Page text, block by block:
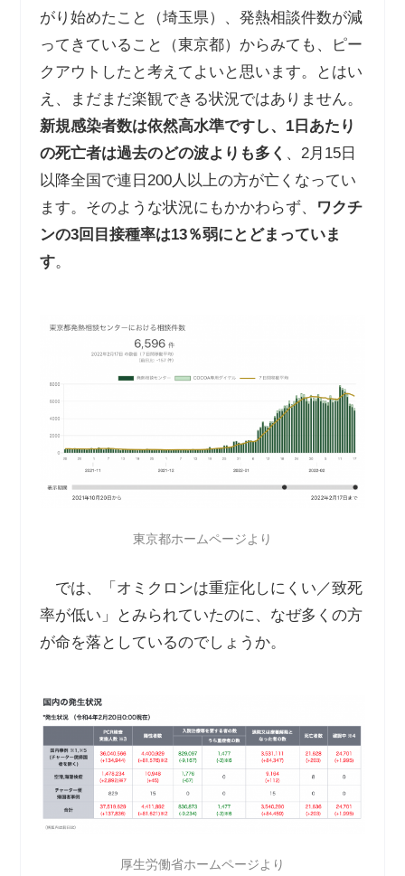
がり始めたこと（埼玉県）、発熱相談件数が減
ってきていること（東京都）からみても、ピー
クアウトしたと考えてよいと思います。とはい
え、まだまだ楽観できる状況ではありません。
新規感染者数は依然高水準ですし、 1日あたり
の死亡者は過去のどの波よりも多く 、2月15日
以降全国で連日200人以上の方が亡くなってい
ます。そのような状況にもかかわらず、
ワクチ
ンの3回目接種率は13％弱にとどまっていま
す。
東京都ホームページより
では、「オミクロンは重症化しにくい／致死
率が低い」とみられていたのに、なぜ多くの方
が命を落としているのでしょうか。
厚生労働省ホームページより